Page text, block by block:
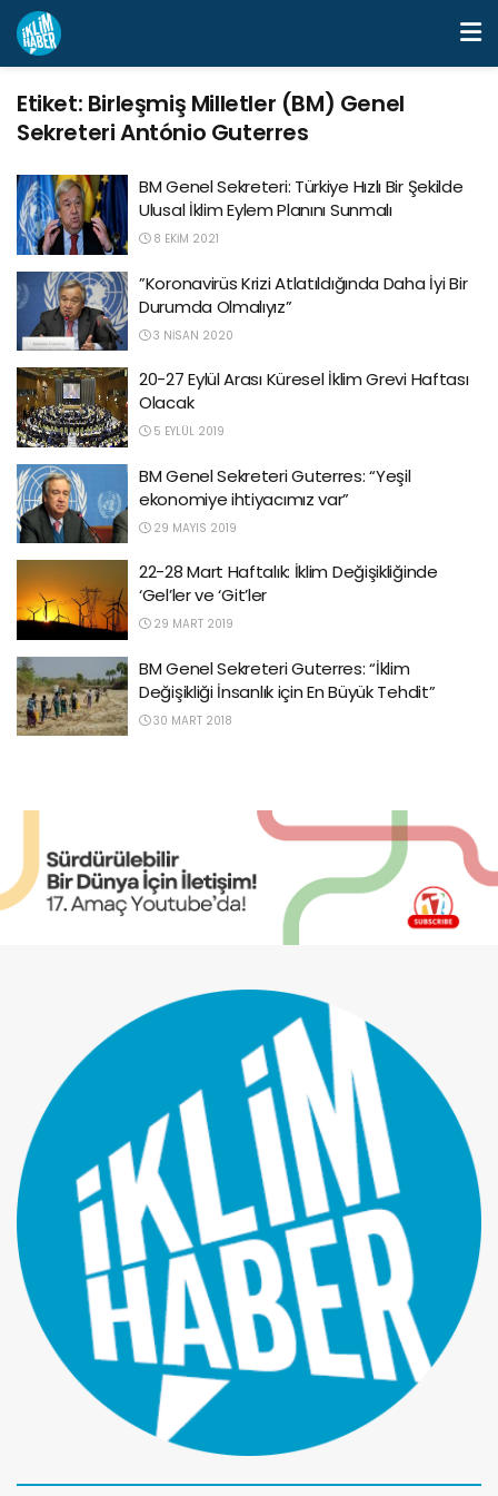
Etiket: Birleşmiş Milletler (BM) Genel
Sekreteri António Guterres
BM Genel Sekreteri: Türkiye Hızlı Bir Şekilde
Ulusal İklim Eylem Planını Sunmalı
8 EKIM 2021
”Koronavirüs Krizi Atlatıldığında Daha İyi Bir
Durumda Olmalıyız”
3 NISAN 2020
20-27 Eylül Arası Küresel İklim Grevi Haftası
Olacak
5 EYLÜL 2019
BM Genel Sekreteri Guterres: “Yeşil
ekonomiye ihtiyacımız var”
29 MAYIS 2019
22-28 Mart Haftalık: İklim Değişikliğinde
‘Gel’ler ve ‘Git’ler
29 MART 2019
BM Genel Sekreteri Guterres: “İklim
Değişikliği İnsanlık için En Büyük Tehdit”
30 MART 2018